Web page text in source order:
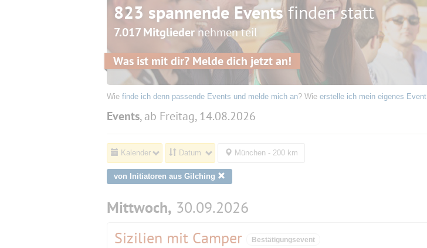
823 spannende Eventsfinden statt
7.017 Mitgliedernehmen teil
Was ist mit dir? Melde dich jetzt an!
Wie finde ich denn passende Events und melde mich an? Wie erstelle ich mein eigenes Event
Events, ab Freitag, 14.08.2026
Kalender Datum München - 200 km
von Initiatoren aus Gilching
Mittwoch, 30.09.2026
Sizilien mit Camper
Bestätigungsevent